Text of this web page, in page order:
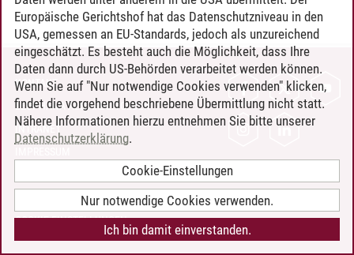
KONTAKT
LEUPHANA ALS ARBEITGEBER
INTRANET
BARRIEREFREIHEIT
COOKIE-EINSTELLUNGEN
Europäische Gerichtshof hat das Datenschutzniveau in den
USA, gemessen an EU-Standards, jedoch als unzureichend
eingeschätzt. Es besteht auch die Möglichkeit, dass Ihre
Daten dann durch US-Behörden verarbeitet werden können.
Wenn Sie auf "Nur notwendige Cookies verwenden" klicken,
findet die vorgehend beschriebene Übermittlung nicht statt.
Nähere Informationen hierzu entnehmen Sie bitte unserer
Datenschutzerklärung.
Cookie-Einstellungen
Nur notwendige Cookies verwenden.
Ich bin damit einverstanden.